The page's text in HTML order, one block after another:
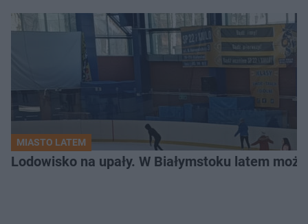
MIASTO LATEM
Lodowisko na upały. W Białymstoku latem